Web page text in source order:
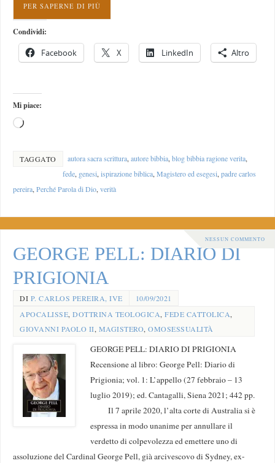
PER SAPERNE DI PIÙ
Condividi:
Facebook X LinkedIn Altro
Mi piace:
TAGGATO autora sacra scrittura, autore bibbia, blog bibbia ragione verita,
fede, genesi, ispirazione biblica, Magistero ed esegesi, padre carlos
pereira,Perché Parola di Dio,verità
NESSUN COMMENTO
GEORGE PELL: DIARIO DI
PRIGIONIA
DI P. CARLOS PEREIRA, IVE
10/09/2021
APOCALISSE,DOTTRINA TEOLOGICA,FEDE CATTOLICA,
GIOVANNI PAOLO II, MAGISTERO,OMOSESSUALITÀ
GEORGE PELL: DIARIO DI PRIGIONIA
Recensione al libro: George Pell: Diario di
Prigionia; vol. 1: L’appello (27 febbraio – 13
luglio 2019); ed. Cantagalli, Siena 2021; 442 pp.
Il 7 aprile 2020, l’alta corte di Australia si è
espressa in modo unanime per annullare il
verdetto di colpevolezza ed emettere uno di
assoluzione del Cardinal George Pell, già arcivescovo di Sydney, ex-